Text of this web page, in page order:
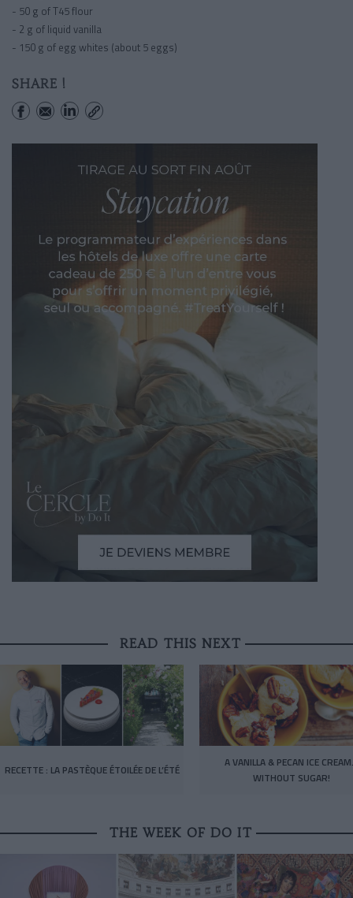
- 50 g of T45 flour
- 2 g of liquid vanilla
- 150 g of egg whites (about 5 eggs)
SHARE !
READ THIS NEXT
RECETTE : LA PASTÈQUE ÉTOILÉE DE L’ÉTÉ
A VANILLA & PECAN ICE
WITHOUT SUGAR!
THE WEEK OF DO IT